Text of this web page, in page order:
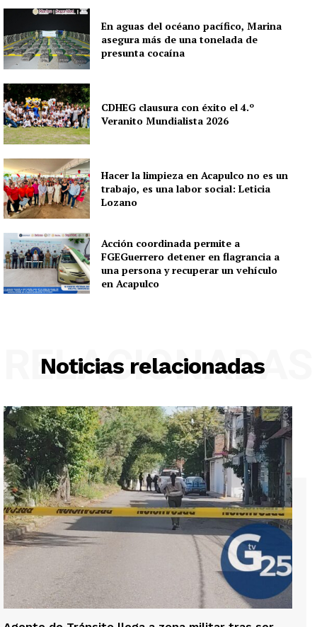
En aguas del océano pacífico, Marina
asegura más de una tonelada de
presunta cocaína
CDHEG clausura con éxito el 4.º
Veranito Mundialista 2026
Hacer la limpieza en Acapulco no es un
trabajo, es una labor social: Leticia
Lozano
Acción coordinada permite a
FGEGuerrero detener en flagrancia a
una persona y recuperar un vehículo
en Acapulco
Noticias relacionadas
RELACIONADAS